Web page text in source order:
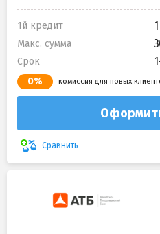
1й кредит
Макс. сумма
Срок
0% комиссия для новых
Сравнить